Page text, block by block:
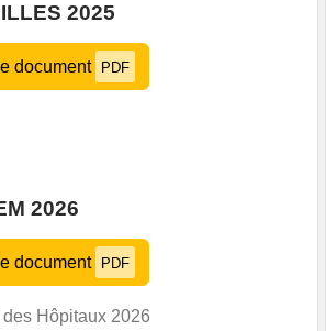
2025
document PDF
2026
document PDF
Hôpitaux 2026